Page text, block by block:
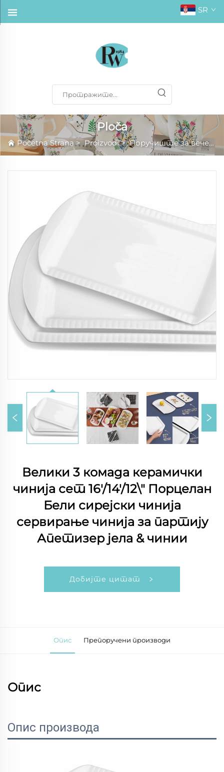
SR
Ploča
Početna Strana>Proizvodi>Поручиште за вечеру
Велики 3 комада керамички
чинија сет 16'/14'/12\" Порцелан
Бели сирејски чинија
сервирање чинија за партију
Апетизер јела & чинии
Добијте цитат
Опис Препоручени производи
Опис
Опис производа